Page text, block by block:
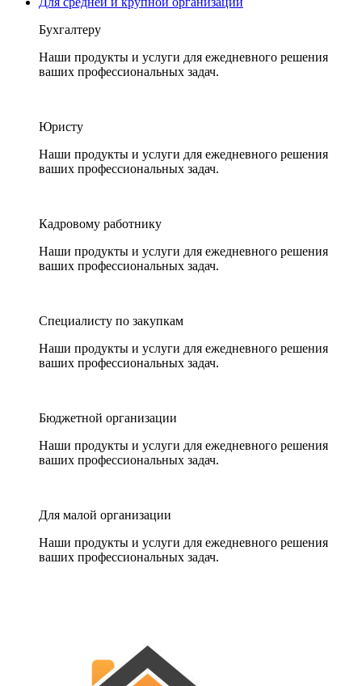
Бухгалтеру
Наши продукты и услуги для ежедневного решения
ваших профессиональных задач.
Юристу
Наши продукты и услуги для ежедневного решения
ваших профессиональных задач.
Кадровому работнику
Наши продукты и услуги для ежедневного решения
ваших профессиональных задач.
Специалисту по закупкам
Наши продукты и услуги для ежедневного решения
ваших профессиональных задач.
Бюджетной организации
Наши продукты и услуги для ежедневного решения
ваших профессиональных задач.
Для малой организации
Наши продукты и услуги для ежедневного решения
ваших профессиональных задач.